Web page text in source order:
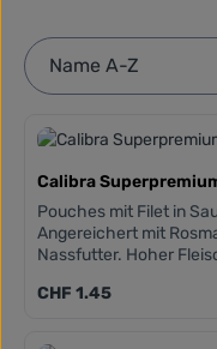
Calibra
Pouches mit Filet in
Angereichert mit
Nassfutter. Hoher
Frei von Weizen, Mais,
Regulärer Preis:
CHF 1.45